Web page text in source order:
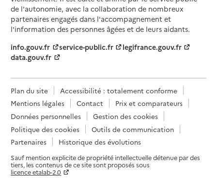
de l'autonomie, avec la collaboration de nombreux
partenaires engagés dans l'accompagnement et
l'information des personnes âgées et de leurs aidants.
info.gouv.fr
service-public.fr
legifrance.gouv.fr
data.gouv.fr
Plan du site
Accessibilité : totalement conforme
Mentions légales
Contact
Prix et comparateurs
Données personnelles
Gestion des cookies
Politique des cookies
Outils de communication
Partenaires
Historique des évolutions
Sauf mention explicite de propriété intellectuelle détenue par des
tiers, les contenus de ce site sont proposés sous
licence etalab-2.0